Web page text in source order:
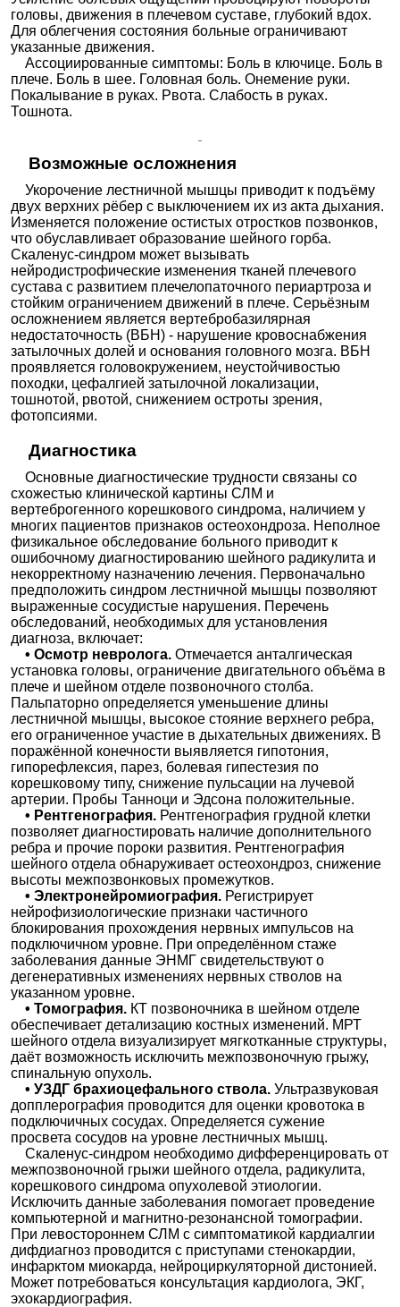
головы, движения в плечевом суставе, глубокий вдох.
Для облегчения состояния больные ограничивают
указанные движения.
Ассоциированные симптомы: Боль в ключице. Боль в
плече. Боль в шее. Головная боль. Онемение руки.
Покалывание в руках. Рвота. Слабость в руках.
Тошнота.
Возможные осложнения
Укорочение лестничной мышцы приводит к подъёму
двух верхних рёбер с выключением их из акта дыхания.
Изменяется положение остистых отростков позвонков,
что обуславливает образование шейного горба.
Скаленус-синдром может вызывать
нейродистрофические изменения тканей плечевого
сустава с развитием плечелопаточного периартроза и
стойким ограничением движений в плече. Серьёзным
осложнением является вертебробазилярная
недостаточность (ВБН) - нарушение кровоснабжения
затылочных долей и основания головного мозга. ВБН
проявляется головокружением, неустойчивостью
походки, цефалгией затылочной локализации,
тошнотой, рвотой, снижением остроты зрения,
фотопсиями.
Диагностика
Основные диагностические трудности связаны со
схожестью клинической картины СЛМ и
вертеброгенного корешкового синдрома, наличием у
многих пациентов признаков остеохондроза. Неполное
физикальное обследование больного приводит к
ошибочному диагностированию шейного радикулита и
некорректному назначению лечения. Первоначально
предположить синдром лестничной мышцы позволяют
выраженные сосудистые нарушения. Перечень
обследований, необходимых для установления
диагноза, включает:
• Осмотр невролога.Отмечается анталгическая
установка головы, ограничение двигательного объёма в
плече и шейном отделе позвоночного столба.
Пальпаторно определяется уменьшение длины
лестничной мышцы, высокое стояние верхнего ребра,
его ограниченное участие в дыхательных движениях. В
поражённой конечности выявляется гипотония,
гипорефлексия, парез, болевая гипестезия по
корешковому типу, снижение пульсации на лучевой
артерии. Пробы Танноци и Эдсона положительные.
• Рентгенография. Рентгенография грудной клетки
позволяет диагностировать наличие дополнительного
ребра и прочие пороки развития. Рентгенография
шейного отдела обнаруживает остеохондроз, снижение
высоты межпозвонковых промежутков.
• Электронейромиография. Регистрирует
нейрофизиологические признаки частичного
блокирования прохождения нервных импульсов на
подключичном уровне. При определённом стаже
заболевания данные ЭНМГ свидетельствуют о
дегенеративных изменениях нервных стволов на
указанном уровне.
• Томография. КТ позвоночника в шейном отделе
обеспечивает детализацию костных изменений. МРТ
шейного отдела визуализирует мягкотканные структуры,
даёт возможность исключить межпозвоночную грыжу,
спинальную опухоль.
• УЗДГ брахиоцефального ствола.Ультразвуковая
допплерография проводится для оценки кровотока в
подключичных сосудах. Определяется сужение
просвета сосудов на уровне лестничных мышц.
Скаленус-синдром необходимо дифференцировать от
межпозвоночной грыжи шейного отдела, радикулита,
корешкового синдрома опухолевой этиологии.
Исключить данные заболевания помогает проведение
компьютерной и магнитно-резонансной томографии.
При левостороннем СЛМ с симптоматикой кардиалгии
дифдиагноз проводится с приступами стенокардии,
инфарктом миокарда, нейроциркуляторной дистонией.
Может потребоваться консультация кардиолога, ЭКГ,
эхокардиография.